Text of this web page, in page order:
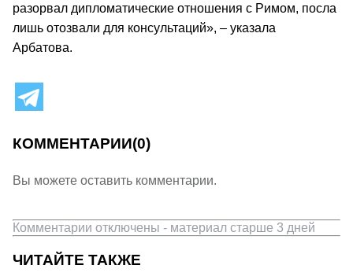
разорвал дипломатические отношения с Римом, посла
лишь отозвали для консультаций», – указала
Арбатова.
КОММЕНТАРИИ(0)
Вы можете оставить комментарии.
Комментарии отключены - материал старше 3 дней
ЧИТАЙТЕ ТАКЖЕ